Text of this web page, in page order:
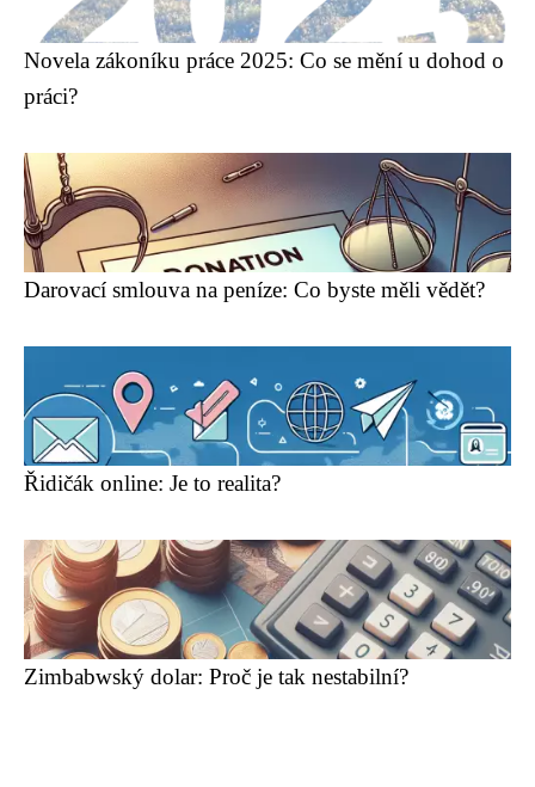
Novela zákoníku práce 2025: Co se mění u dohod o
práci?
Darovací smlouva na peníze: Co byste měli vědět?
Řidičák online: Je to realita?
Zimbabwský dolar: Proč je tak nestabilní?